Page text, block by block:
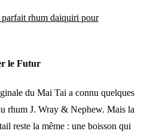
rhum daiquiri pour
le Futur
du Mai Tai a connu quelques
rhum J. Wray & Nephew. Mais la
reste la même : une boisson qui